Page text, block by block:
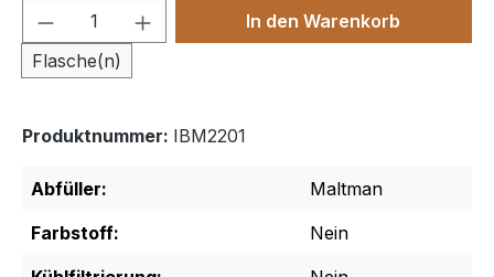
Produkt Anzahl: Gib den
Flasche(n)
In den Warenkorb
Produktnummer: IBM2201
Abfüller:
Maltman
Farbstoff:
Nein